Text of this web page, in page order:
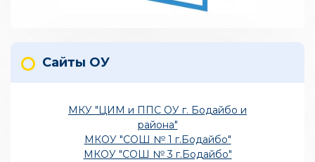
Сайты ОУ
МКУ "ЦИМ и ППС ОУ г. Бодайбо и
района"
МКОУ "СОШ № 1 г.Бодайбо"
МКОУ "СОШ № 3 г.Бодайбо"